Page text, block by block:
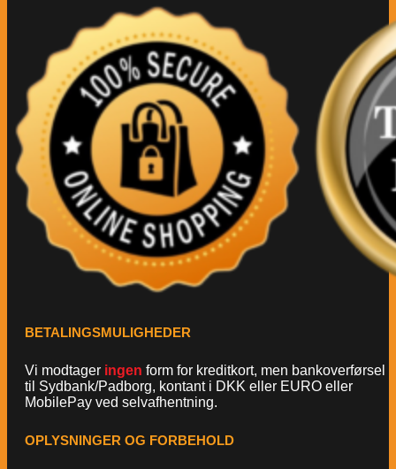
BETALINGSMULIGHEDER
Vi modtager ingen form for kreditkort, men bankoverførsel
til Sydbank/Padborg, kontant i DKK eller EURO eller
MobilePay ved selvafhentning.
OPLYSNINGER OG FORBEHOLD